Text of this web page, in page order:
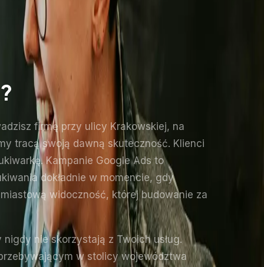
firmę przy ulicy Krakowskiej, na
tracą swoją dawną skuteczność. Klienci
Kampanie Google Ads to
dokładnie w momencie, gdy
widoczność, której budowanie za
nie skorzystają z Twoich usług.
w stolicy województwa